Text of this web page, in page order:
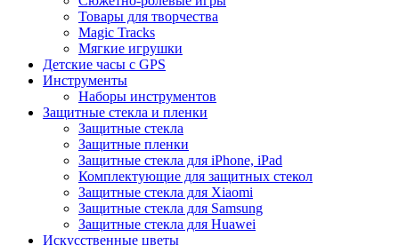
Товары для творчества
Magic Tracks
Мягкие игрушки
Детские часы с GPS
Инструменты
Наборы инструментов
Защитные стекла и пленки
Защитные стекла
Защитные пленки
Защитные стекла для iPhone, iPad
Комплектующие для защитных стекол
Защитные стекла для Xiaomi
Защитные стекла для Samsung
Защитные стекла для Huawei
Искусственные цветы